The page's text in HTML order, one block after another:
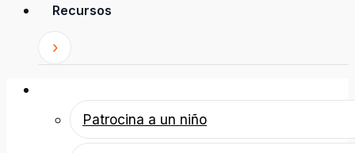
Recursos
Patrocina a un niño